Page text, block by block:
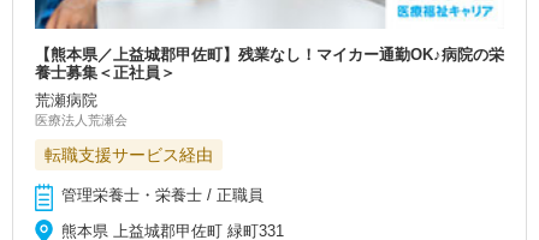
【熊本県／上益城郡甲佐町】残業なし！マイカー通勤OK♪病院の栄
養士募集＜正社員＞
荒瀬病院
医療法人荒瀬会
転職支援サービス経由
管理栄養士・栄養士 / 正職員
熊本県 上益城郡甲佐町 緑町331